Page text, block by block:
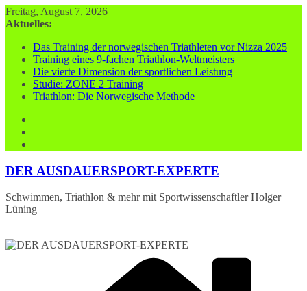
Zum
Inhalt
Freitag, August 7, 2026
Aktuelles:
Das Training der norwegischen Triathleten vor Nizza 2025
Training eines 9-fachen Triathlon-Weltmeisters
Die vierte Dimension der sportlichen Leistung
Studie: ZONE 2 Training
Triathlon: Die Norwegische Methode
DER AUSDAUERSPORT-EXPERTE
Schwimmen, Triathlon & mehr mit Sportwissenschaftler Holger
Lüning